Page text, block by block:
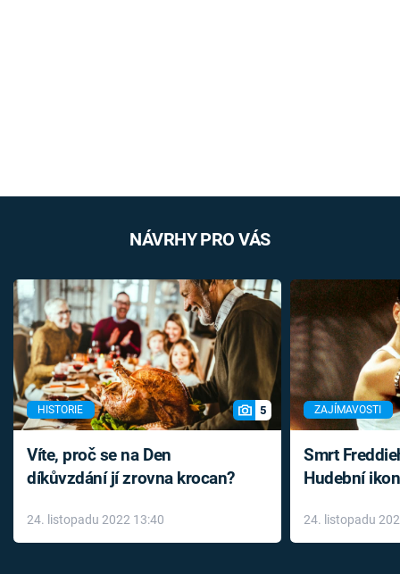
NÁVRHY PRO VÁS
HISTORIE 5
Víte, proč se na Den
díkůvzdání jí zrovna krocan?
24. listopadu 2022 13:40
ZAJÍMAVOSTI
Smrt
Hudební
léky
24. listopadu